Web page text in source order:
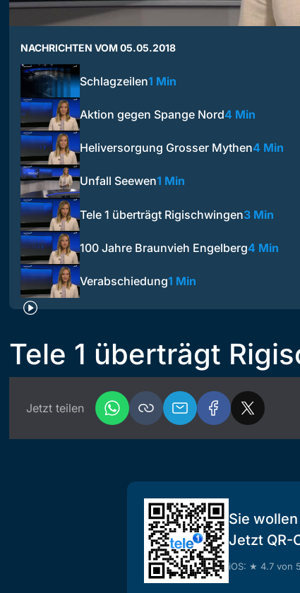
NACHRICHTEN VOM 05.05.2018
Schlagzeilen1 Min
Aktion gegen Spange Nord4 Min
Heliversorgung Grosser Mythen4 Min
Unfall Seewen1 Min
Tele 1 überträgt Rigischwingen3 Min
100 Jahre Braunvieh Engelberg4 Min
Verabschiedung1 Min
Tele 1 überträgt
Jetzt teilen
Sie
Jetzt QR-
iOS: ★ 4.7 von 5